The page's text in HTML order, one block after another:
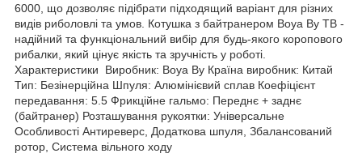
6000, що дозволяє підібрати підходящий варіант для різних
видів риболовлі та умов. Котушка з байтранером Boya By TB -
надійний та функціональний вибір для будь-якого коропового
рибалки, який цінує якість та зручність у роботі.
Характеристики Виробник: Boya By Країна виробник: Китай
Тип: Безінерційна Шпуля: Алюмінієвий сплав Коефіцієнт
передавання: 5.5 Фрикційне гальмо: Переднє + заднє
(байтранер) Розташування рукоятки: Універсальне
Особливості Антиреверс, Додаткова шпуля, Збалансований
ротор, Система вільного ходу